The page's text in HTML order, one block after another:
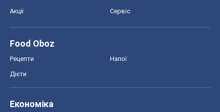
Акції Сервіс
Food Oboz
Рецепти Напої
Дієти
Економіка